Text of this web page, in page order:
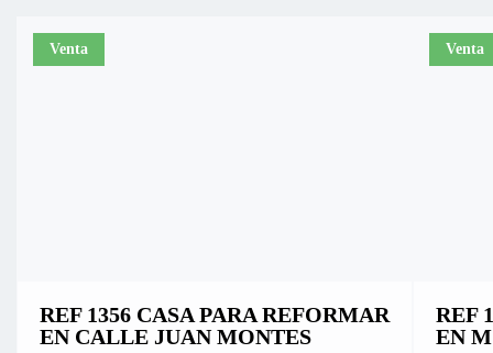
Venta
REF 1356 CASA PARA REFORMAR
EN CALLE JUAN MONTES
Venta
REF
EN